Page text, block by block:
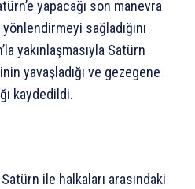
yapacağı son manevra
sağladığını
yakınlaşmasıyla Satürn
yavaşladığı ve gezegene
kaydedildi.
ile halkaları arasındaki